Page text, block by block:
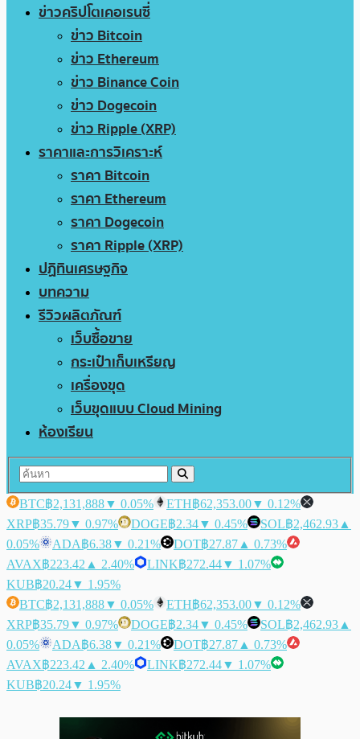
ข่าวคริปโตเคอเรนซี่
ข่าว Bitcoin
ข่าว Ethereum
ข่าว Binance Coin
ข่าว Dogecoin
ข่าว Ripple (XRP)
ราคาและการวิเคราะห์
ราคา Bitcoin
ราคา Ethereum
ราคา Dogecoin
ราคา Ripple (XRP)
ปฏิทินเศรษฐกิจ
บทความ
รีวิวผลิตภัณฑ์
เว็บซื้อขาย
กระเป๋าเก็บเหรียญ
เครื่องขุด
เว็บขุดแบบ Cloud Mining
ห้องเรียน
BTC฿2,131,888▼ 0.05% ETH฿62,353.00▼ 0.12%
XRP฿35.79▼ 0.97% DOGE฿2.34▼ 0.45% SOL฿2,462.93 ▲
0.05%
ADA฿6.38▼ 0.21% DOT฿27.87 ▲ 0.73%
AVAX฿223.42 ▲ 2.40% LINK฿272.44▼ 1.07%
KUB฿20.24▼ 1.95%
BTC฿2,131,888▼ 0.05% ETH฿62,353.00▼ 0.12%
XRP฿35.79▼ 0.97% DOGE฿2.34▼ 0.45% SOL฿2,462.93 ▲
0.05%
ADA฿6.38▼ 0.21% DOT฿27.87 ▲ 0.73%
AVAX฿223.42 ▲ 2.40% LINK฿272.44▼ 1.07%
KUB฿20.24▼ 1.95%